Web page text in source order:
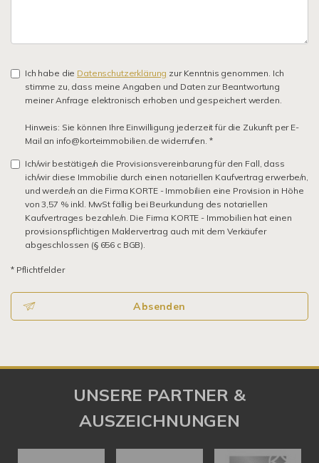
Ich habe die Datenschutzerklärung zur Kenntnis genommen. Ich
stimme zu, dass meine Angaben und Daten zur Beantwortung
meiner Anfrage elektronisch erhoben und gespeichert werden.
Hinweis: Sie können Ihre Einwilligung jederzeit für die Zukunft per E-
Mail an info@korteimmobilien.de widerrufen. *
Ich/wir bestätige/n die Provisionsvereinbarung für den Fall, dass
ich/wir diese Immobilie durch einen notariellen Kaufvertrag erwerbe/n,
und werde/n an die Firma KORTE - Immobilien eine Provision in Höhe
von 3,57 % inkl. MwSt fällig bei Beurkundung des notariellen
Kaufvertrages bezahle/n. Die Firma KORTE - Immobilien hat einen
provisionspflichtigen Maklervertrag auch mit dem Verkäufer
abgeschlossen (§ 656 c BGB).
* Pflichtfelder
Absenden
UNSERE PARTNER &
AUSZEICHNUNGEN